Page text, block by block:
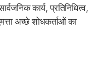
कार्य, प्रतिनिधित्व,
अच्छे शोधकर्ताओं का